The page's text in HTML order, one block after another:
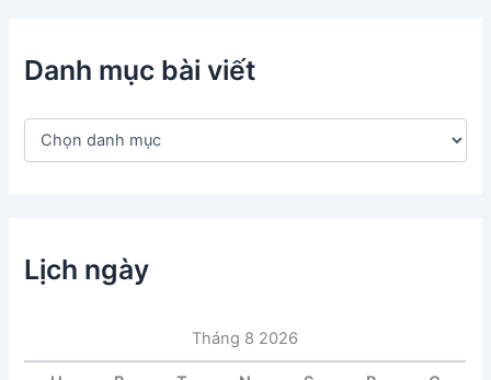
Danh mục bài viết
D
c
b
i
Lịch ngày
Tháng 8 2026